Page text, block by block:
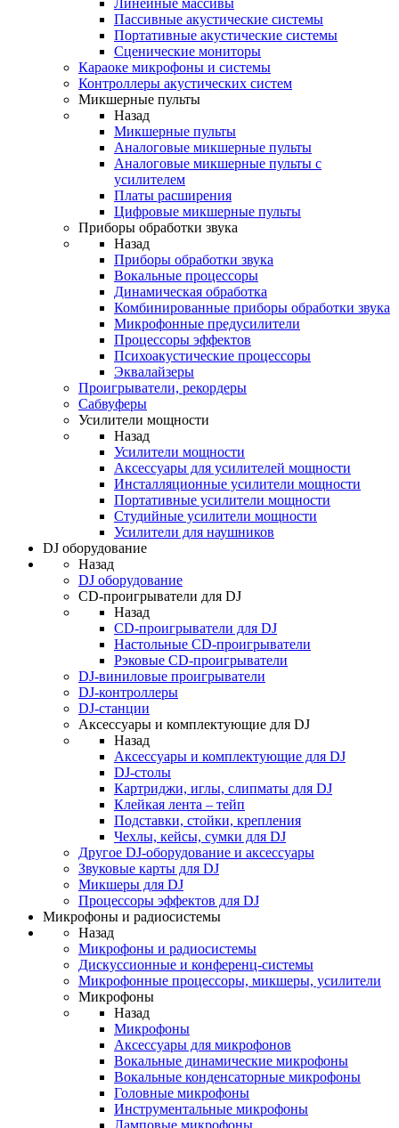
Линейные массивы
Пассивные акустические системы
Портативные акустические системы
Сценические мониторы
Караоке микрофоны и системы
Контроллеры акустических систем
Микшерные пульты
Назад
Микшерные пульты
Аналоговые микшерные пульты
Аналоговые микшерные пульты с
усилителем
Платы расширения
Цифровые микшерные пульты
Приборы обработки звука
Назад
Приборы обработки звука
Вокальные процессоры
Динамическая обработка
Комбинированные приборы обработки звука
Микрофонные предусилители
Процессоры эффектов
Психоакустические процессоры
Эквалайзеры
Проигрыватели, рекордеры
Сабвуферы
Усилители мощности
Назад
Усилители мощности
Аксессуары для усилителей мощности
Инсталляционные усилители мощности
Портативные усилители мощности
Студийные усилители мощности
Усилители для наушников
DJ оборудование
Назад
DJ оборудование
CD-проигрыватели для DJ
Назад
CD-проигрыватели для DJ
Настольные CD-проигрыватели
Рэковые CD-проигрыватели
DJ-виниловые проигрыватели
DJ-контроллеры
DJ-станции
Аксессуары и комплектующие для DJ
Назад
Аксессуары и комплектующие для DJ
DJ-столы
Картриджи, иглы, слипматы для DJ
Клейкая лента – тейп
Подставки, стойки, крепления
Чехлы, кейсы, сумки для DJ
Другое DJ-оборудование и аксессуары
Звуковые карты для DJ
Микшеры для DJ
Процессоры эффектов для DJ
Микрофоны и радиосистемы
Назад
Микрофоны и радиосистемы
Дискуссионные и конференц-системы
Микрофонные процессоры, микшеры, усилители
Микрофоны
Назад
Микрофоны
Аксессуары для микрофонов
Вокальные динамические микрофоны
Вокальные конденсаторные микрофоны
Головные микрофоны
Инструментальные микрофоны
Ламповые микрофоны